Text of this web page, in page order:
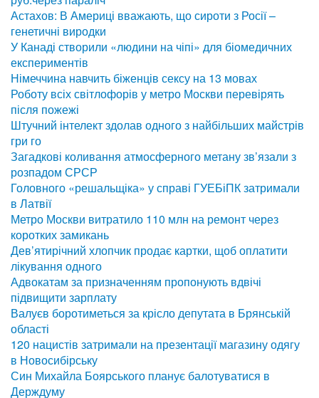
Астахов: В Америці вважають, що сироти з Росії –
генетичні виродки
У Канаді створили «людини на чіпі» для біомедичних
експериментів
Німеччина навчить біженців сексу на 13 мовах
Роботу всіх світлофорів у метро Москви перевірять
після пожежі
Штучний інтелект здолав одного з найбільших майстрів
гри го
Загадкові коливання атмосферного метану зв’язали з
розпадом СРСР
Головного «решальщіка» у справі ГУЕБіПК затримали
в Латвії
Метро Москви витратило 110 млн на ремонт через
коротких замикань
Дев’ятирічний хлопчик продає картки, щоб оплатити
лікування одного
Адвокатам за призначенням пропонують вдвічі
підвищити зарплату
Валуєв боротиметься за крісло депутата в Брянській
області
120 нацистів затримали на презентації магазину одягу
в Новосибірську
Син Михайла Боярського планує балотуватися в
Держдуму